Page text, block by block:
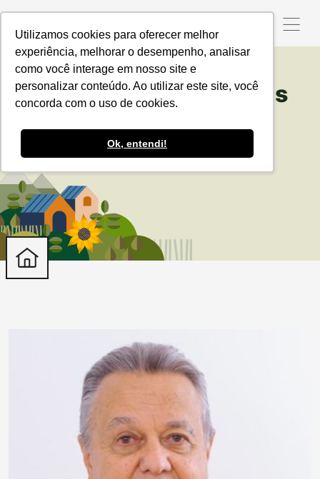
Utilizamos cookies para oferecer melhor
experiência, melhorar o desempenho, analisar
como você interage em nosso site e
personalizar conteúdo. Ao utilizar este site, você
concorda com o uso de cookies.
Ok, entendi!
Pagamento por Serviços